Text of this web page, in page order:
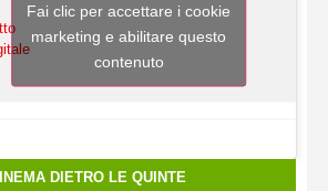
Fai clic per accettare i cookie
marketing e abilitare questo
contenuto
DIETRO LE QUINTE